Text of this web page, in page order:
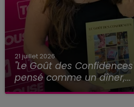
21 juillet 2026
"Le Goût des
pensé comme un dîner,...